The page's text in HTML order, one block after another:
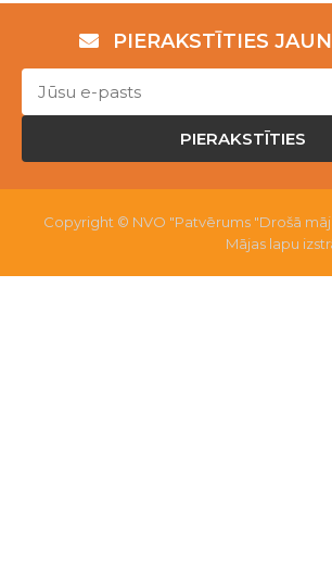
PIERAKSTĪTIES
PIERAKSTĪTIES
Copyright © NVO "Patvērums "Drošā
Mājas lapu